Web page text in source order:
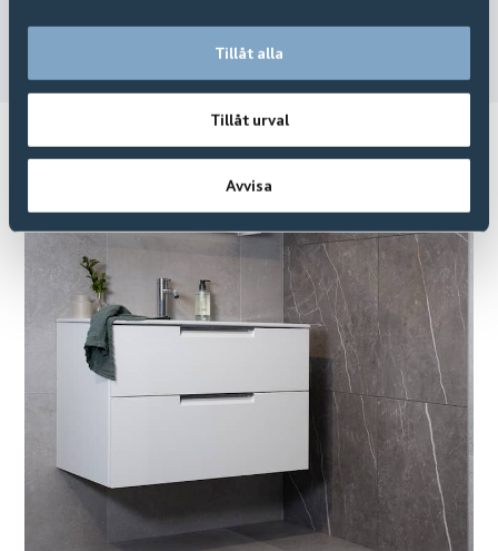
Tillåt alla
Tillåt urval
Avvisa
Relaterade produkter